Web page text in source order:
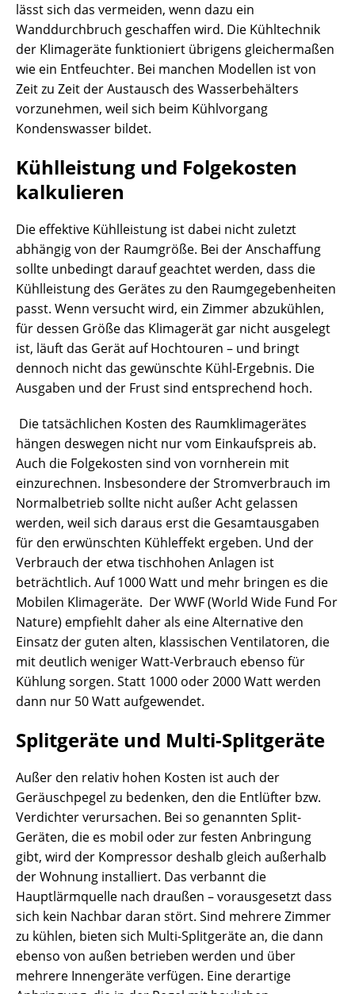
lässt sich das vermeiden, wenn dazu ein
Wanddurchbruch geschaffen wird. Die Kühltechnik
der Klimageräte funktioniert übrigens gleichermaßen
wie ein Entfeuchter. Bei manchen Modellen ist von
Zeit zu Zeit der Austausch des Wasserbehälters
vorzunehmen, weil sich beim Kühlvorgang
Kondenswasser bildet.
Kühlleistung und Folgekosten
kalkulieren
Die effektive Kühlleistung ist dabei nicht zuletzt
abhängig von der Raumgröße. Bei der Anschaffung
sollte unbedingt darauf geachtet werden, dass die
Kühlleistung des Gerätes zu den Raumgegebenheiten
passt. Wenn versucht wird, ein Zimmer abzukühlen,
für dessen Größe das Klimagerät gar nicht ausgelegt
ist, läuft das Gerät auf Hochtouren – und bringt
dennoch nicht das gewünschte Kühl-Ergebnis. Die
Ausgaben und der Frust sind entsprechend hoch.
Die tatsächlichen Kosten des Raumklimagerätes
hängen deswegen nicht nur vom Einkaufspreis ab.
Auch die Folgekosten sind von vornherein mit
einzurechnen. Insbesondere der Stromverbrauch im
Normalbetrieb sollte nicht außer Acht gelassen
werden, weil sich daraus erst die Gesamtausgaben
für den erwünschten Kühleffekt ergeben. Und der
Verbrauch der etwa tischhohen Anlagen ist
beträchtlich. Auf 1000 Watt und mehr bringen es die
Mobilen Klimageräte. Der WWF (World Wide Fund For
Nature) empfiehlt daher als eine Alternative den
Einsatz der guten alten, klassischen Ventilatoren, die
mit deutlich weniger Watt-Verbrauch ebenso für
Kühlung sorgen. Statt 1000 oder 2000 Watt werden
dann nur 50 Watt aufgewendet.
Splitgeräte und Multi-Splitgeräte
Außer den relativ hohen Kosten ist auch der
Geräuschpegel zu bedenken, den die Entlüfter bzw.
Verdichter verursachen. Bei so genannten Split-
Geräten, die es mobil oder zur festen Anbringung
gibt, wird der Kompressor deshalb gleich außerhalb
der Wohnung installiert. Das verbannt die
Hauptlärmquelle nach draußen – vorausgesetzt dass
sich kein Nachbar daran stört. Sind mehrere Zimmer
zu kühlen, bieten sich Multi-Splitgeräte an, die dann
ebenso von außen betrieben werden und über
mehrere Innengeräte verfügen. Eine derartige